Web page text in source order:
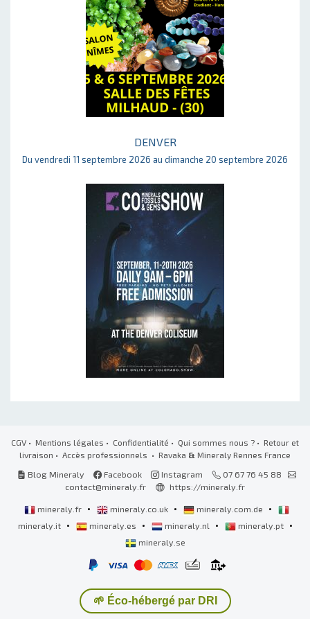
DENVER
Du vendredi 11 septembre 2026 au dimanche 20 septembre 2026
CGV • Mentions légales • Confidentialité • Qui sommes nous ? • Retour et
livraison • Accès professionnels • Ravaka & Mineraly Rennes France
Blog Mineraly
Facebook Instagram
07 67 76 45 88
contact@mineraly.fr
https://mineraly.fr
mineraly.fr • mineraly.co.uk • mineraly.com.de •
mineraly.it • mineraly.es • mineraly.nl • mineraly.pt •
mineraly.se
🌱 Éco-hébergé par DRI